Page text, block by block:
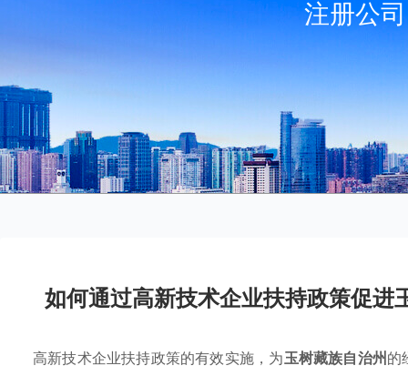
注册公
如何通过高新技术企业扶持政策促
高新技术企业扶持政策的有效实施，为玉树藏族自治州的